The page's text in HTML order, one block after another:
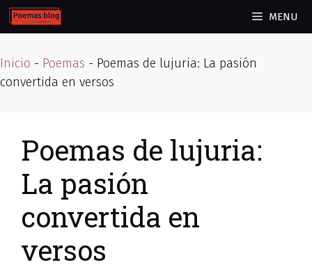
Skip
to
MENU
Inicio - Poemas - Poemas de lujuria: La pasión
convertida en versos
Poemas de lujuria:
La pasión
convertida en
versos